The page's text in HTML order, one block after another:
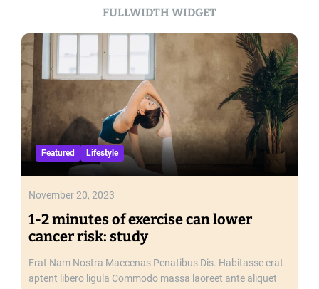
FULLWIDTH WIDGET
Featured Lifestyle
November 20, 2023
1-2 minutes of exercise can lower
cancer risk: study
Erat Nam Nostra Maecenas Penatibus Dis. Habitasse erat
aptent libero ligula Commodo massa laoreet ante aliquet